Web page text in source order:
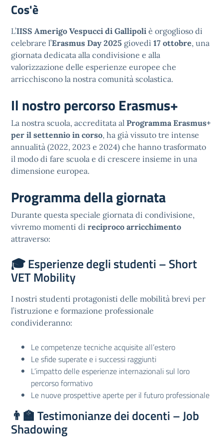
Cos'è
L’IISS Amerigo Vespucci di Gallipoli è orgoglioso di
celebrare l’Erasmus Day 2025 giovedì 17 ottobre, una
giornata dedicata alla condivisione e alla
valorizzazione delle esperienze europee che
arricchiscono la nostra comunità scolastica.
Il nostro percorso Erasmus+
La nostra scuola, accreditata al Programma Erasmus+
per il settennio in corso, ha già vissuto tre intense
annualità (2022, 2023 e 2024) che hanno trasformato
il modo di fare scuola e di crescere insieme in una
dimensione europea.
Programma della giornata
Durante questa speciale giornata di condivisione,
vivremo momenti di reciproco arricchimento
attraverso:
🎓Esperienze degli studenti – Short
VET Mobility
I nostri studenti protagonisti delle mobilità brevi per
l’istruzione e formazione professionale
condivideranno:
Le competenze tecniche acquisite all’estero
Le sfide superate e i successi raggiunti
L’impatto delle esperienze internazionali sul loro
percorso formativo
Le nuove prospettive aperte per il futuro professionale
👨‍🏫Testimonianze dei docenti – Job
Shadowing